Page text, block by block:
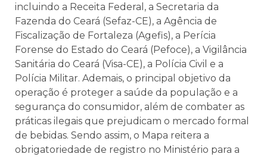
incluindo a Receita Federal, a Secretaria da
Fazenda do Ceará (Sefaz-CE), a Agência de
Fiscalização de Fortaleza (Agefis), a Perícia
Forense do Estado do Ceará (Pefoce), a Vigilância
Sanitária do Ceará (Visa-CE), a Polícia Civil e a
Polícia Militar. Ademais, o principal objetivo da
operação é proteger a saúde da população e a
segurança do consumidor, além de combater as
práticas ilegais que prejudicam o mercado formal
de bebidas. Sendo assim, o Mapa reitera a
obrigatoriedade de registro no Ministério para a